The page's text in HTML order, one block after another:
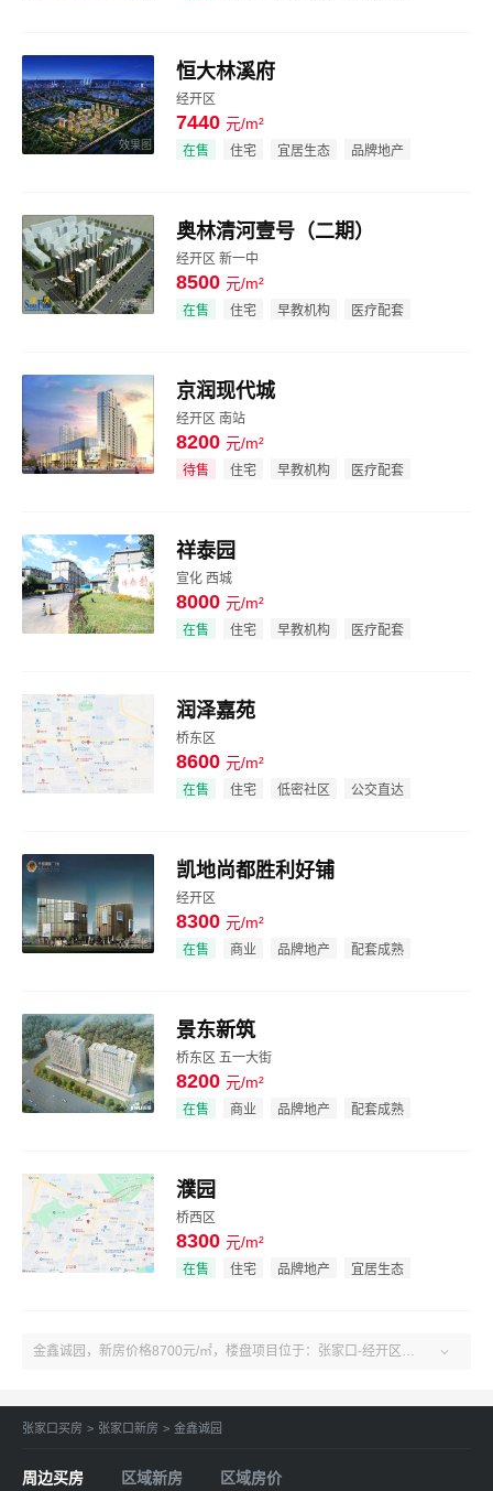
效果图
恒大林溪府
经开区
7440 元/m²
在售 住宅 宜居生态 品牌地产
效果图
奥林清河壹号（二期）
经开区 新一中
8500 元/m²
在售 住宅 早教机构 医疗配套
效果图
京润现代城
经开区 南站
8200 元/m²
待售 住宅 早教机构 医疗配套
效果图
祥泰园
宣化 西城
8000 元/m²
在售 住宅 早教机构 医疗配套
润泽嘉苑
桥东区
8600 元/m²
在售 住宅 低密社区 公交直达
效果图
凯地尚都胜利好铺
经开区
8300 元/m²
在售 商业 品牌地产 配套成熟
效果图
景东新筑
桥东区 五一大街
8200 元/m²
在售 商业 品牌地产 配套成熟
效果图
濮园
桥西区
8300 元/m²
在售 住宅 品牌地产 宜居生态
金鑫诚园，新房价格8700元/㎡，楼盘项目位于：张家口-经开区-南站-经开区朝阳西大街南侧。了解更多楼盘售楼电话、房价、户型、绿化率、周边配套、产权、物业、开发商等金鑫诚园楼盘信息，关注吉屋张家口金鑫诚园！ 
张家口买房 > 张家口新房 > 金鑫诚园
周边买房 区域新房 区域房价